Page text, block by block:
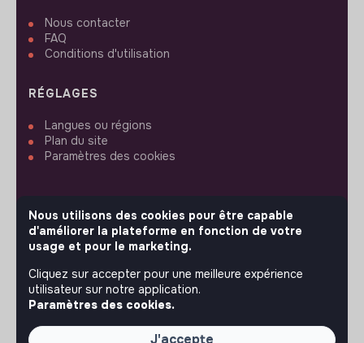
Nous contacter
FAQ
Conditions d'utilisation
RÉGLAGES
Langues ou régions
Plan du site
Paramètres des cookies
SUIVEZ-NOUS
© 2026 jobs that makesense.
Nous utilisons des cookies pour être capable
d'améliorer la plateforme en fonction de votre
usage et pour le marketing.
Cliquez sur accepter pour une meilleure expérience
utilisateur sur notre application.
Paramètres des cookies.
J'accepte